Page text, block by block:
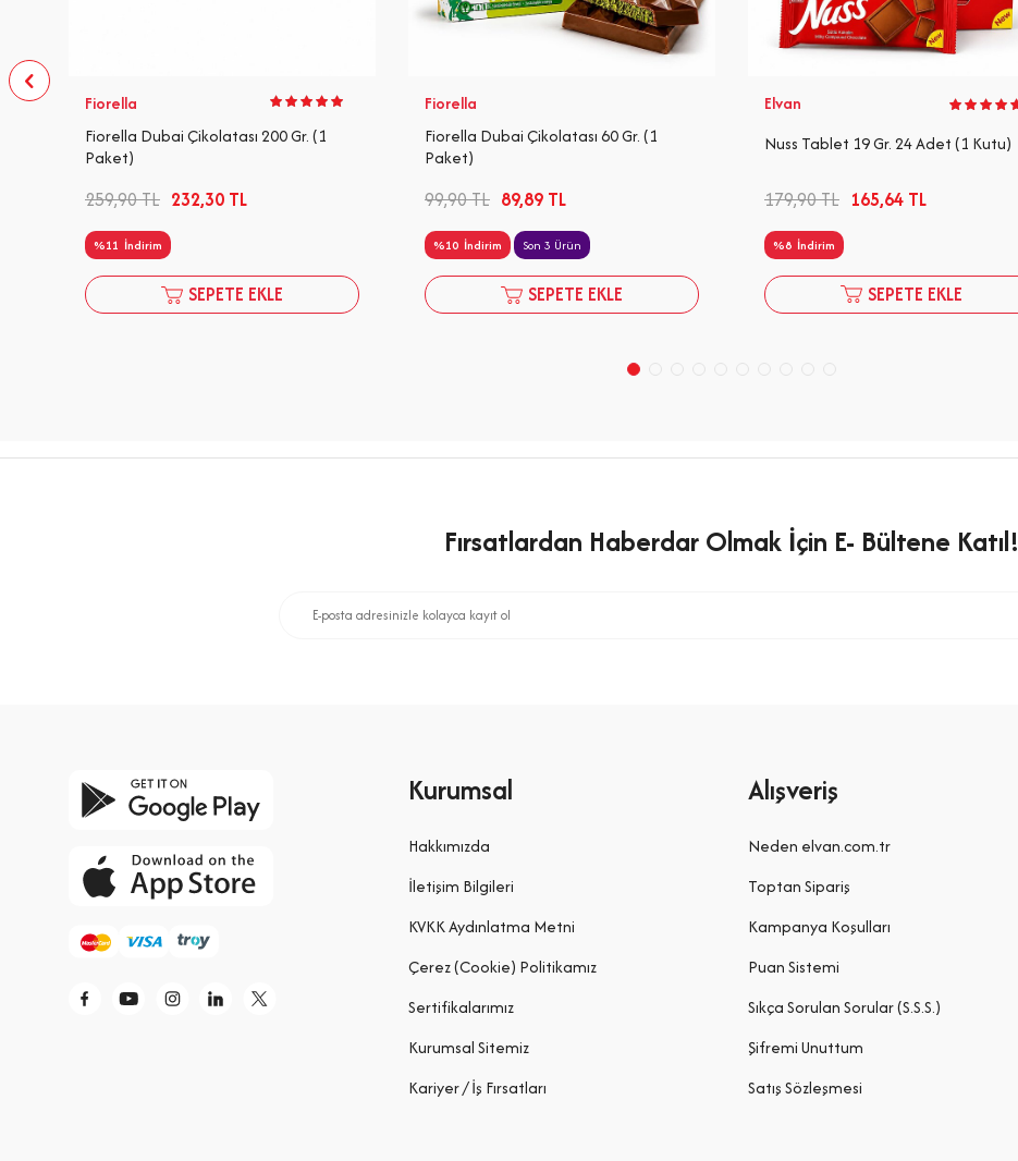
Fiorella
Fiorella Dubai Çikolatası 200 Gr. (1
Paket)
259,90TL 232,30 TL
%11 İndirim
SEPETE EKLE
Fiorella
Fiorella Dubai Çikolatası 60 Gr. (1
Paket)
99,90TL 89,89 TL
%10 İndirim Son 3 Ürün
SEPETE EKLE
Elvan
Nuss Tablet 19 Gr. 24 Adet (1 Kutu)
179,90TL 165,64 TL
%8 İndirim
SEPETE EKLE
Fırsatlardan Haberdar Olmak İçin E- Bültene Katıl!
Kurumsal
Hakkımızda
İletişim Bilgileri
KVKK Aydınlatma Metni
Çerez (Cookie) Politikamız
Sertifikalarımız
Kurumsal Sitemiz
Kariyer / İş Fırsatları
Alışveriş
Neden elvan.com.tr
Toptan Sipariş
Kampanya Koşulları
Puan Sistemi
Sıkça Sorulan Sorular (S.S.S.)
Şifremi Unuttum
Satış Sözleşmesi